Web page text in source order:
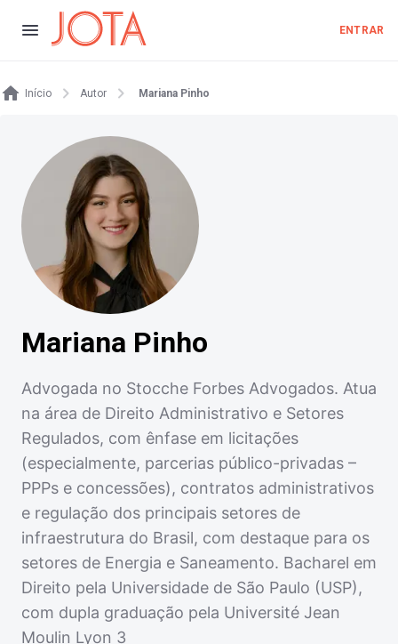
ENTRAR
Início Autor Mariana Pinho
Mariana Pinho
Advogada no Stocche Forbes Advogados. Atua
na área de Direito Administrativo e Setores
Regulados, com ênfase em licitações
(especialmente, parcerias público-privadas –
PPPs e concessões), contratos administrativos
e regulação dos principais setores de
infraestrutura do Brasil, com destaque para os
setores de Energia e Saneamento. Bacharel em
Direito pela Universidade de São Paulo (USP),
com dupla graduação pela Université Jean
Moulin Lyon 3